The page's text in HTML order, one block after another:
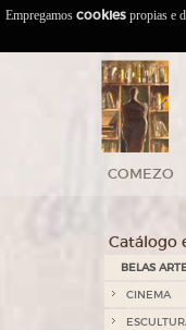
COMEZO
Catálogo
BELAS
CINEMA
Empregamos cookies propias e